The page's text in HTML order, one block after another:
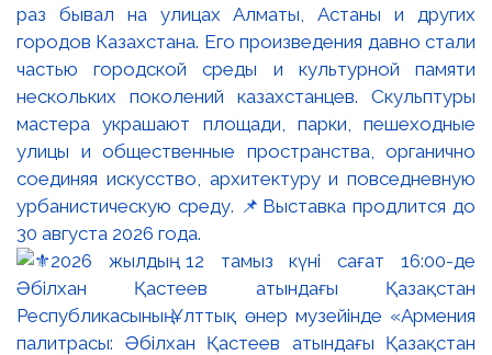
раз бывал на улицах Алматы, Астаны и других
городов Казахстана. Его произведения давно стали
частью городской среды и культурной памяти
нескольких поколений казахстанцев. Скульптуры
мастера украшают площади, парки, пешеходные
улицы и общественные пространства, органично
соединяя искусство, архитектуру и повседневную
урбанистическую среду. 📌Выставка продлится до
30 августа 2026 года.